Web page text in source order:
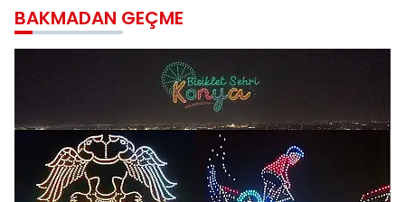
BAKMADAN GEÇME